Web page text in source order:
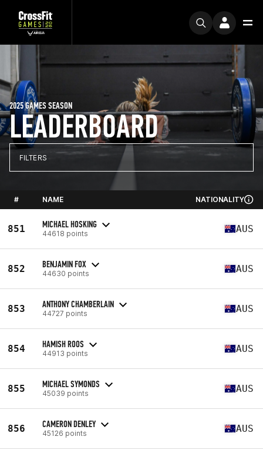
LEADERBOARD
2025 GAMES SEASON
FILTERS
# NAME NATIONALITY
851 MICHAEL HOSKING
44618 points AUS
852 BENJAMIN FOX
44630 points AUS
853 ANTHONY CHAMBERLAIN
44727 points AUS
854 HAMISH ROOS
44913 points AUS
855 MICHAEL SYMONDS
45039 points AUS
856 CAMERON DENLEY
45126 points AUS